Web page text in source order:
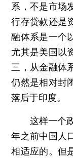
系，不是市场
行存贷款还是
融体系是一个
尤其是美国以
三，从金融体
仍然是相对封
落后于印度。
这样一个政
年之前中国人
相适应的。但